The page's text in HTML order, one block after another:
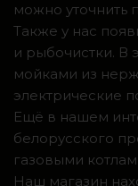
можно уточнить
Также у нас
и рыбочистки. В
мойками из
электрические
Ещё в нашем
белорусского
газовыми
Наш магазин